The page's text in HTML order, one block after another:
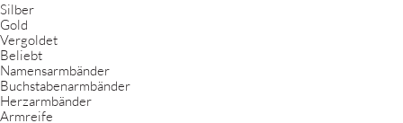
Silber
Gold
Vergoldet
Beliebt
Namensarmbänder
Buchstabenarmbänder
Herzarmbänder
Armreife